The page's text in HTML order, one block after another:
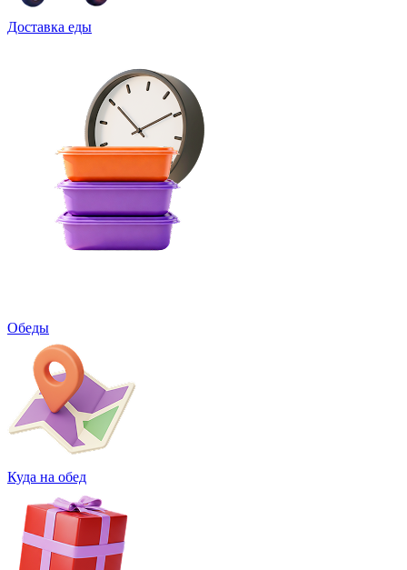
Доставка еды
Обеды
Куда на обед